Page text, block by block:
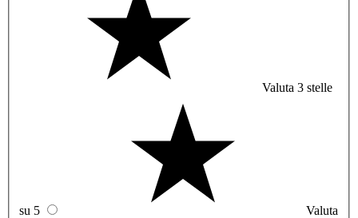
Valuta 3 stelle
su 5
Valuta